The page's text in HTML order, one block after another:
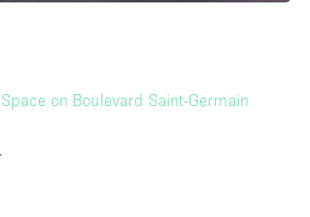
on Boulevard Saint-Germain